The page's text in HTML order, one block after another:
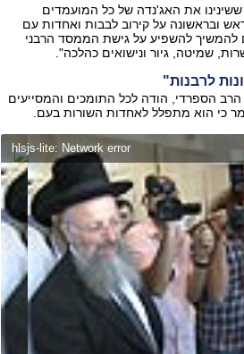
את האג'נדה של כל המועמדים
ובראשונה על קירוב לבבות ואחדות עם
להמשיך להשפיע על גישת הממסד הרבני
שמיטה, גיור ונישואים כהלכה".
לרבנות"
הספרדי, הודה לכל התומכים והמסייעים
כי הוא מתפלל לאחדות השורות בעם.
hlsjs-lite: Network error